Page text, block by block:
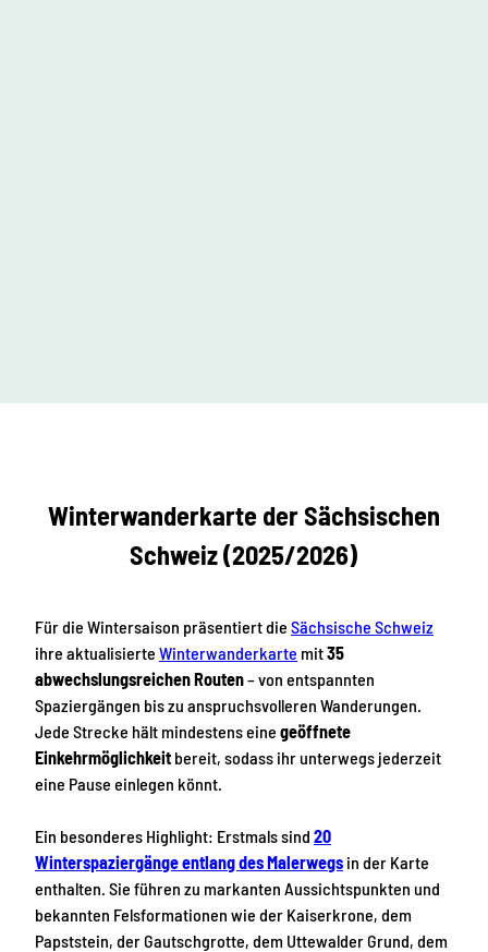
Winterwanderkarte der Sächsischen
Schweiz (2025/2026)
Für die Wintersaison präsentiert die Sächsische Schweiz
ihre aktualisierte Winterwanderkarte mit35
abwechslungsreichen Routen– von entspannten
Spaziergängen bis zu anspruchsvolleren Wanderungen.
Jede Strecke hält mindestens eine geöffnete
Einkehrmöglichkeit bereit, sodass ihr unterwegs jederzeit
eine Pause einlegen könnt.
Ein besonderes Highlight: Erstmals sind 20
Winterspaziergänge entlang des Malerwegs in der Karte
enthalten. Sie führen zu markanten Aussichtspunkten und
bekannten Felsformationen wie der Kaiserkrone, dem
Papststein, der Gautschgrotte, dem Uttewalder Grund, dem